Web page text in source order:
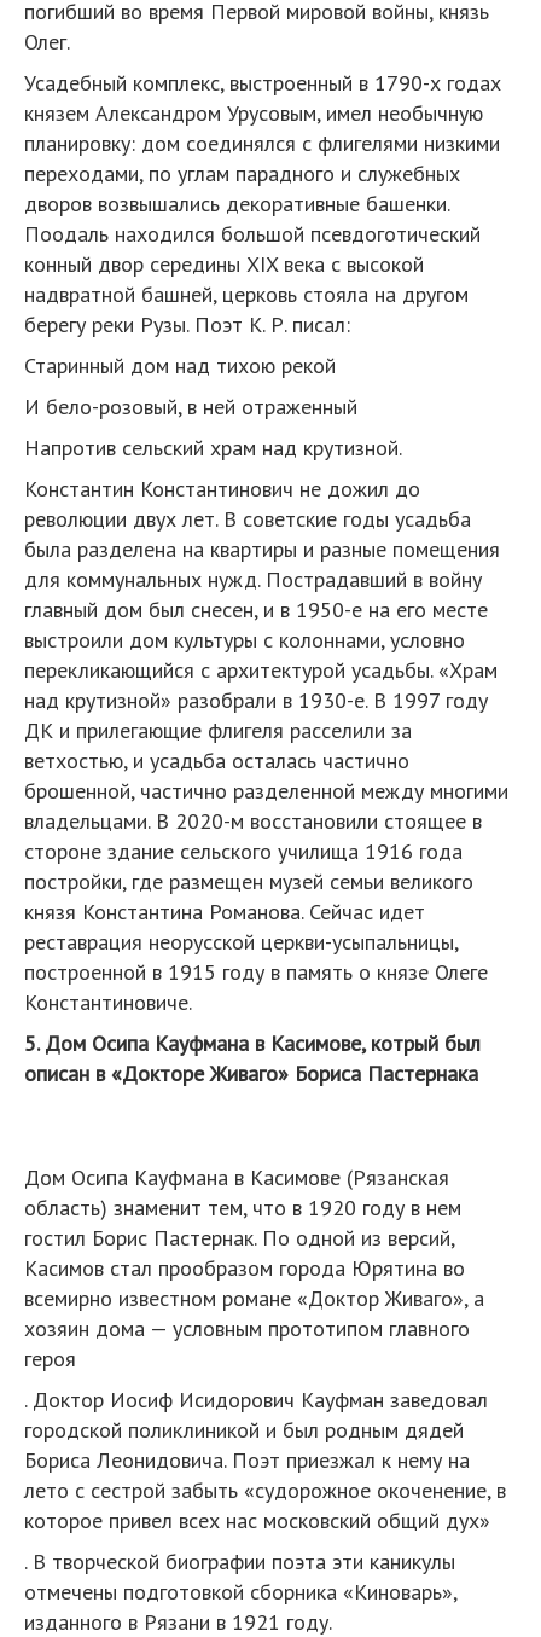
погибший во время Первой мировой войны, князь
Олег.
Усадебный комплекс, выстроенный в 1790-х годах
князем Александром Урусовым, имел необычную
планировку: дом соединялся с флигелями низкими
переходами, по углам парадного и служебных
дворов возвышались декоратив­ные башенки.
Поодаль находился большой псевдоготический
конный двор сере­дины XIX века с высокой
надвратной башней, церковь стояла на другом
берегу реки Рузы. Поэт К. Р. писал:
Старинный дом над тихою рекой
И бело-розовый, в ней отраженный
Напротив сельский храм над крутизной.
Константин Константинович не дожил до
революции двух лет. В советские годы усадьба
была разделена на квартиры и разные помещения
для комму­нальных нужд. Пострадавший в войну
главный дом был снесен, и в 1950-е на его месте
выстроили дом культуры с колоннами, условно
перекликающийся с архитектурой усадьбы. «Храм
над крутизной» разобрали в 1930-е. В 1997 году
ДК и прилегающие флигеля расселили за
ветхостью, и усадьба осталась частично
брошенной, частично разделенной между многими
владельцами. В 2020-м восстановили стоящее в
стороне здание сельского училища 1916 года
постройки, где размещен музей семьи великого
князя Константина Романова. Сейчас идет
реставрация неорусской церкви-усыпальницы,
построенной в 1915 году в память о князе Олеге
Константиновиче.
5. Дом Осипа Кауфмана в Касимове, котрый был
описан в «Докторе Живаго» Бориса Пастернака
Дом Осипа Кауфмана в Касимове (Рязанская
область) знаменит тем, что в 1920 году в нем
гостил Борис Пастернак. По одной из версий,
Касимов стал прообразом города Юрятина во
всемирно известном романе «Доктор Живаго», а
хозяин дома — условным прототипом главного
героя
. Доктор Иосиф Исидо­рович Кауфман заведовал
городской поликлиникой и был родным дядей
Бориса Леонидовича. Поэт приезжал к нему на
лето с сестрой забыть «судо­рожное окоченение, в
которое привел всех нас москов­ский общий дух»
. В творческой биографии поэта эти каникулы
отмечены подготовкой сборника «Киноварь»,
изданного в Рязани в 1921 году.